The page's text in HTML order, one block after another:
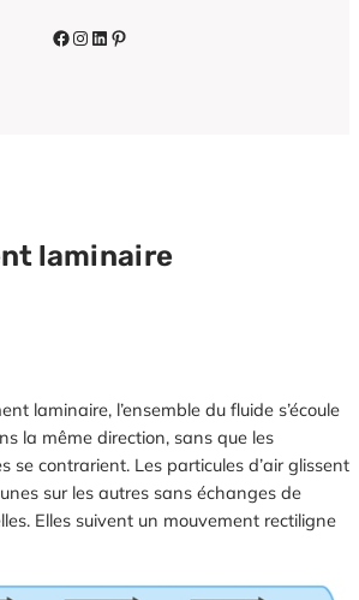
Facebook
Instagram
LinkedIn
Pinterest
laminaire
laminaire, l’ensemble du fluide s’écoule
la même direction, sans que les
se contrarient. Les particules d’air glissent
sur les autres sans échanges de
Elles suivent un mouvement rectiligne